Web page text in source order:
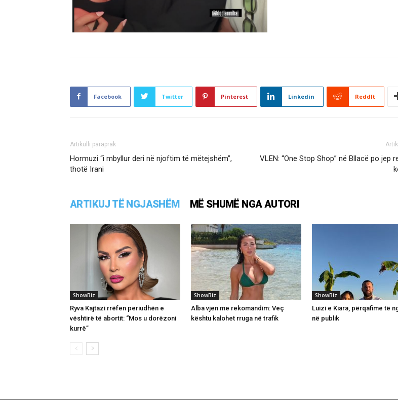
Facebook Twitter Pinterest Linkedin ReddIt
Artikulli paraprak
Hormuzi “i mbyllur deri në njoftim të mëtejshëm”,
thotë Irani
VLEN: “One Stop Shop” në Bllacë po jep
ARTIKUJ TË NGJASHËM MË SHUMË NGA AUTORI
ShowBiz
Ryva Kajtazi rrëfen periudhën e
vështirë të abortit: “Mos u dorëzoni
kurrë”
ShowBiz
Alba vjen me rekomandim: Veç
kështu kalohet rruga në trafik
ShowBiz
Luizi e Kiara, përqafime të
në publik